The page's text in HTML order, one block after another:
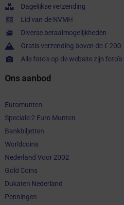
Dagelijkse verzending
Lid van de NVMH
Diverse betaalmogelijkheden
Gratis verzending boven de € 200
Alle foto’s op de website zijn
Ons aanbod
Euromunten
Speciale 2 Euro Munten
Bankbiljetten
Worldcoins
Nederland Voor 2002
Gold Coins
Dukaten Nederland
Penningen